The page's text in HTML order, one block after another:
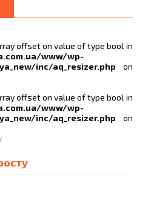
offset on value of type bool in
www/wp-
inc/aq_resizer.php on
offset on value of type bool in
www/wp-
inc/aq_resizer.php on